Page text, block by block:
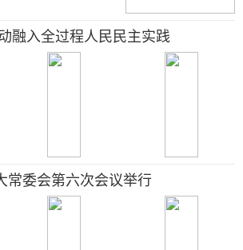
融入全过程人民民主实践
常委会第六次会议举行